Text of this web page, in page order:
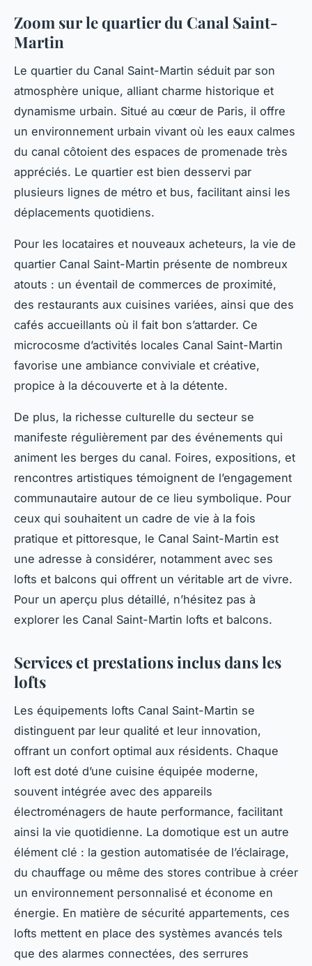
Zoom sur le quartier du Canal Saint-
Martin
Le quartier du Canal Saint-Martin séduit par son
atmosphère unique, alliant charme historique et
dynamisme urbain. Situé au cœur de Paris, il offre
un environnement urbain vivant où les eaux calmes
du canal côtoient des espaces de promenade très
appréciés. Le quartier est bien desservi par
plusieurs lignes de métro et bus, facilitant ainsi les
déplacements quotidiens.
Pour les locataires et nouveaux acheteurs, la vie de
quartier Canal Saint-Martin présente de nombreux
atouts : un éventail de commerces de proximité,
des restaurants aux cuisines variées, ainsi que des
cafés accueillants où il fait bon s’attarder. Ce
microcosme d’activités locales Canal Saint-Martin
favorise une ambiance conviviale et créative,
propice à la découverte et à la détente.
De plus, la richesse culturelle du secteur se
manifeste régulièrement par des événements qui
animent les berges du canal. Foires, expositions, et
rencontres artistiques témoignent de l’engagement
communautaire autour de ce lieu symbolique. Pour
ceux qui souhaitent un cadre de vie à la fois
pratique et pittoresque, le Canal Saint-Martin est
une adresse à considérer, notamment avec ses
lofts et balcons qui offrent un véritable art de vivre.
Pour un aperçu plus détaillé, n’hésitez pas à
explorer les Canal Saint-Martin lofts et balcons.
Services et prestations inclus dans les
lofts
Les équipements lofts Canal Saint-Martin se
distinguent par leur qualité et leur innovation,
offrant un confort optimal aux résidents. Chaque
loft est doté d’une cuisine équipée moderne,
souvent intégrée avec des appareils
électroménagers de haute performance, facilitant
ainsi la vie quotidienne. La domotique est un autre
élément clé : la gestion automatisée de l’éclairage,
du chauffage ou même des stores contribue à créer
un environnement personnalisé et économe en
énergie. En matière de sécurité appartements, ces
lofts mettent en place des systèmes avancés tels
que des alarmes connectées, des serrures